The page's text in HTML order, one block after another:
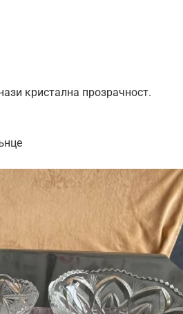
кристална прозрачност.